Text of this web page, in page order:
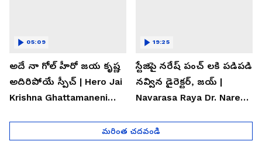
అదే నా గోల్ హీరో జయ కృష్ణ
అదిరిపోయే స్పీచ్ | Hero Jai
Krishna Ghattamaneni
05:09
స్టేజిపై నరేష్ పంచ్ లకి పడిపడి
నవ్విన డైరెక్టర్, జయ్ |
Navarasa Raya Dr. Naresh
19:25
మరింత చదవండి